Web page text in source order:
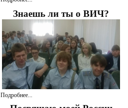
Знаешь ли ты о ВИЧ?
Подробнее...